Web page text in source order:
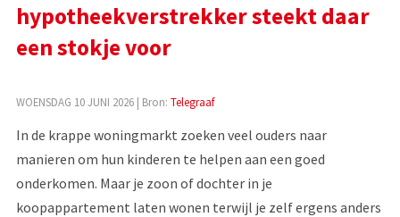
hypotheekverstrekker steekt daar
een stokje voor
WOENSDAG 10 JUNI 2026| Bron: Telegraaf
In de krappe woningmarkt zoeken veel ouders naar
manieren om hun kinderen te helpen aan een goed
onderkomen. Maar je zoon of dochter in je
koopappartement laten wonen terwijl je zelf ergens anders